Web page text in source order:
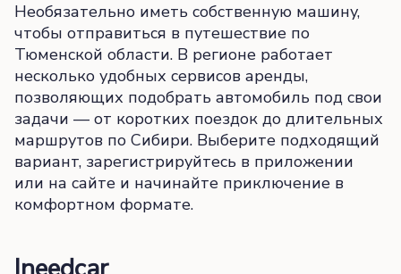
Необязательно иметь собственную машину,
чтобы отправиться в путешествие по
Тюменской области. В регионе работает
несколько удобных сервисов аренды,
позволяющих подобрать автомобиль под свои
задачи — от коротких поездок до длительных
маршрутов по Сибири. Выберите подходящий
вариант, зарегистрируйтесь в приложении
или на сайте и начинайте приключение в
комфортном формате.